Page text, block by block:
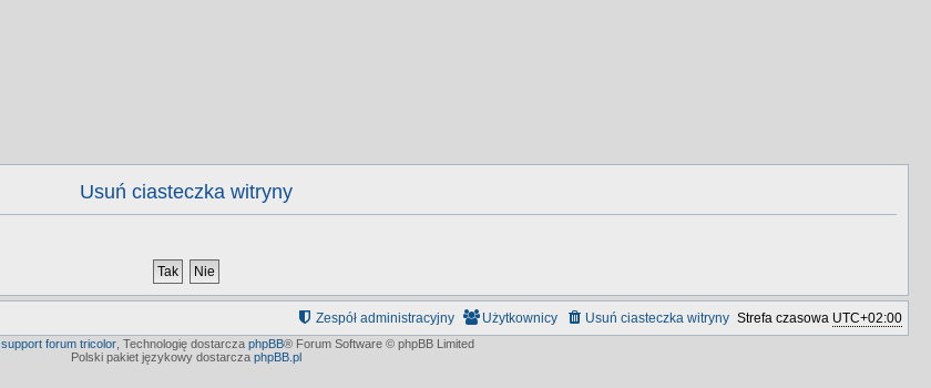
Usuń ciasteczka witryny
Strefa czasowa UTC+02:00
Usuń ciasteczka witryny
Użytkownicy
Zespół administracyjny
support forum tricolor Technologię dostarcza phpBB® Forum Software © phpBB Limited
Polski pakiet językowy dostarcza phpBB.pl